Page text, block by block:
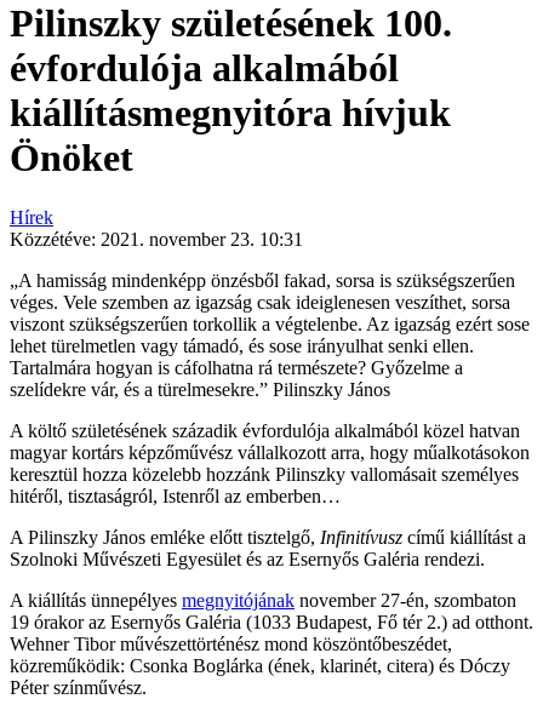
Pilinszky születésének 100.
évfordulója alkalmából
kiállításmegnyitóra hívjuk
Önöket
Hírek
Közzétéve: 2021. november 23. 10:31
„A hamisság mindenképp önzésből fakad, sorsa is szükségszerűen
véges. Vele szemben az igazság csak ideiglenesen veszíthet, sorsa
viszont szükségszerűen torkollik a végtelenbe. Az igazság ezért sose
lehet türelmetlen vagy támadó, és sose irányulhat senki ellen.
Tartalmára hogyan is cáfolhatna rá természete? Győzelme a
szelídekre vár, és a türelmesekre.” Pilinszky János
A költő születésének századik évfordulója alkalmából közel hatvan
magyar kortárs képzőművész vállalkozott arra, hogy műalkotásokon
keresztül hozza közelebb hozzánk Pilinszky vallomásait személyes
hitéről, tisztaságról, Istenről az emberben…
A Pilinszky János emléke előtt tisztelgő, Infinitívusz című kiállítást a
Szolnoki Művészeti Egyesület és az Esernyős Galéria rendezi.
A kiállítás ünnepélyes megnyitójának november 27-én, szombaton
19 órakor az Esernyős Galéria (1033 Budapest, Fő tér 2.) ad otthont.
Wehner Tibor művészettörténész mond köszöntőbeszédet,
közreműködik: Csonka Boglárka (ének, klarinét, citera) és Dóczy
Péter színművész.